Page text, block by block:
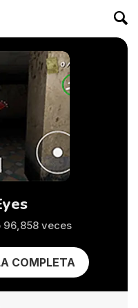
96,858 veces
COMPLETA